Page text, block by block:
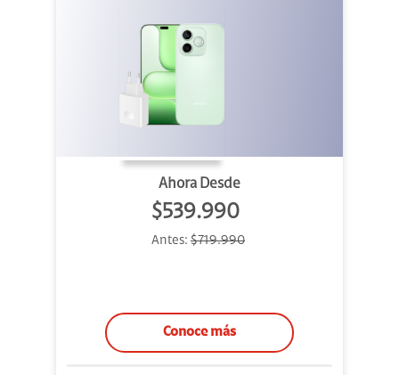
Ahora Desde
$539.990
Antes: $719.990
Conoce más